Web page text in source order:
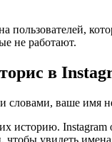
пользователей,
не работают.
в
ваше имя
историю.